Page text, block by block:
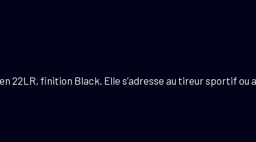
22LR, finition Black. Elle s’adresse au tireur sportif ou